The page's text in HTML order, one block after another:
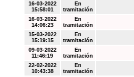
16-03-2022
15:58:01
En
tramitación
16-03-2022
14:06:23
En
tramitación
15-03-2022
15:19:15
En
tramitación
09-03-2022
11:46:19
En
tramitación
22-02-2022
10:43:38
En
tramitación